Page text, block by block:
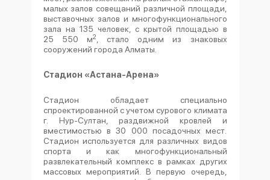
малых залов совещаний различной площади,
выставочных залов и многофункционального
зала на 135 человек, с крытой площадью в
25 550 м2
, стало одним из знаковых
сооружений города Алматы.
Стадион «Астана-Арена»
Стадион обладает специально
спроектированной с учетом сурового климата
г. Нур-Султан, раздвижной кровлей и
вместимостью в 30 000 посадочных мест.
Стадион используется для различных видов
спорта и как многофункциональный
развлекательный комплекс в рамках других
массовых мероприятий. В первую очередь,